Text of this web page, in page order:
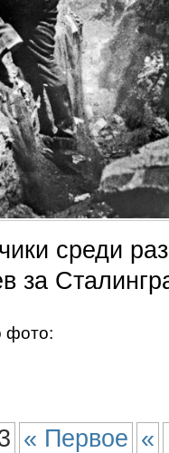
среди
за
фото:
« Первое «